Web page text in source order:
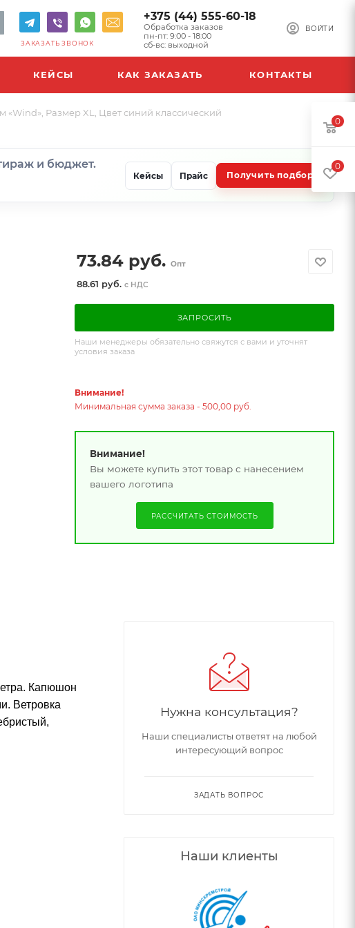
ВОЙТИ
+375 (44) 555-60-18
Обработка заказов
пн-пт: 9:00 - 18:00
сб-вс: выходной
ЗАКАЗАТЬ ЗВОНОК
КЕЙСЫ КАК ЗАКАЗАТЬ КОНТАКТЫ
Размер XL, Цвет синий классический
и бюджет.
Кейсы Прайс Получить подбор
73.84 руб. Опт
88.61 руб.с НДС
ЗАПРОСИТЬ
Наши менеджеры обязательно свяжутся с вами и уточнят
условия заказа
Внимание!
Минимальная сумма заказа - 500,00 руб.
Внимание!
Вы можете купить этот товар с нанесением
вашего логотипа
РАССЧИТАТЬ СТОИМОСТЬ
Капюшон
Ветровка
Нужна консультация?
Наши специалисты ответят на любой
интересующий вопрос
ЗАДАТЬ ВОПРОС
Наши клиенты
0
0